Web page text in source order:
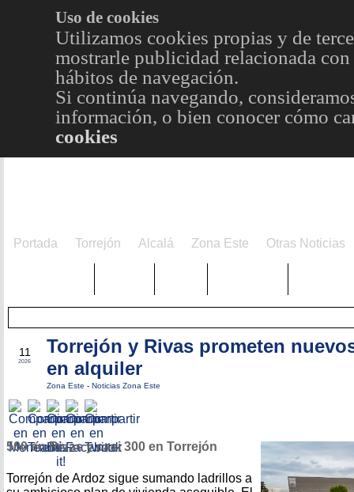
Uso de cookies
Utilizamos cookies propias y de
mostrarle publicidad relacionada
hábitos de navegación.
Si continúa navegando,
información, o bien conocer cómo
cookies
Portada Torrejón Alcalá Zona Este Otras Noticias
11
2026
Torrejón y Rivas prometen
en alquiler
Zona Este - Noticias Zona Este
500 en Rivas y casi 300 en Torrejón
Torrejón de Ardoz sigue sumando ladrillos a